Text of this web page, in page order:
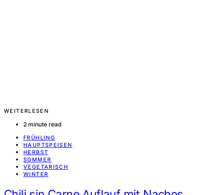
WEITERLESEN
2 minute read
FRÜHLING
HAUPTSPEISEN
HERBST
SOMMER
VEGETARISCH
WINTER